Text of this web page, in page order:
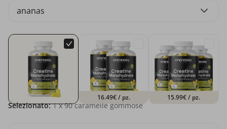
ananas
16.49€/ pz. 15.99€/ pz.
Selezionato: 1x 90 caramelle gommose